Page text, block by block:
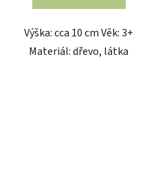
Výška: cca 10 cm Věk: 3+
Materiál: dřevo, látka